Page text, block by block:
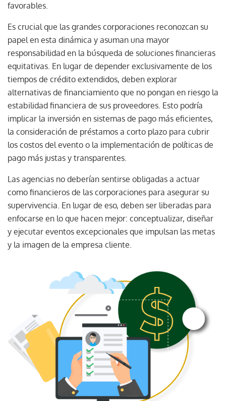
favorables.
Es crucial que las grandes corporaciones reconozcan su
papel en esta dinámica y asuman una mayor
responsabilidad en la búsqueda de soluciones financieras
equitativas. En lugar de depender exclusivamente de los
tiempos de crédito extendidos, deben explorar
alternativas de financiamiento que no pongan en riesgo la
estabilidad financiera de sus proveedores. Esto podría
implicar la inversión en sistemas de pago más eficientes,
la consideración de préstamos a corto plazo para cubrir
los costos del evento o la implementación de políticas de
pago más justas y transparentes.
Las agencias no deberían sentirse obligadas a actuar
como financieros de las corporaciones para asegurar su
supervivencia. En lugar de eso, deben ser liberadas para
enfocarse en lo que hacen mejor: conceptualizar, diseñar
y ejecutar eventos excepcionales que impulsan las metas
y la imagen de la empresa cliente.